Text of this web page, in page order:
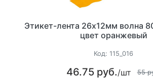
Этикет-лента 26х12мм волна
цвет оранжевый
Код: 115_016
46.75 руб./шт 55